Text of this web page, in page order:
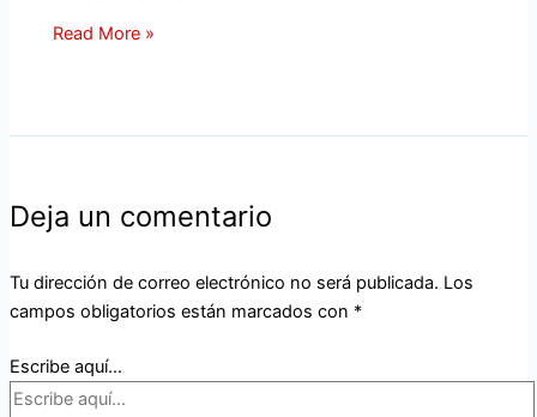
Read More »
Deja un comentario
Tu dirección de correo electrónico no será publicada. Los
campos obligatorios están marcados con *
Escribe aquí...